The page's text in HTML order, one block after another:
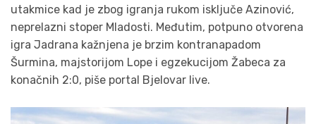
utakmice kad je zbog igranja rukom isključe Azinović,
neprelazni stoper Mladosti. Međutim, potpuno otvorena
igra Jadrana kažnjena je brzim kontranapadom
Šurmina, majstorijom Lope i egzekucijom Žabeca za
konačnih 2:0, piše portal Bjelovar live.